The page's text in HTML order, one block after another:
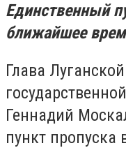
Единственный
ближайшее
Глава
Геннадий
пункт